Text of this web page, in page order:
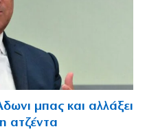
μπας και αλλάξει
ατζέντα